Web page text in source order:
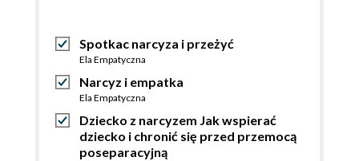
Spotkac narcyza i przeżyć
Ela Empatyczna
Narcyz i empatka
Ela Empatyczna
Dziecko z narcyzem Jak wspierać
dziecko i chronić się przed przemocą
poseparacyjną